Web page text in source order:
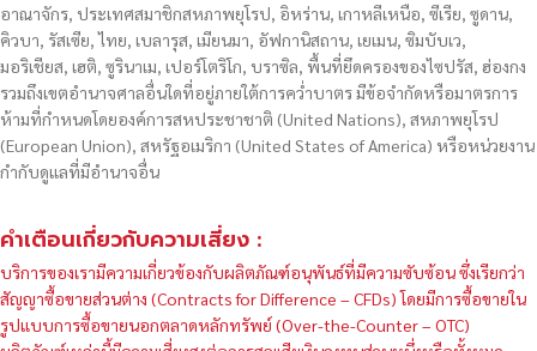
อาณาจักร, ประเทศสมาชิกสหภาพยุโรป, อิหร่าน, เกาหลีเหนือ, ซีเรีย, ซูดาน,
คิวบา, รัสเซีย, ไทย, เบลารุส, เมียนมา, อัฟกานิสถาน, เยเมน, ซิมบับเว,
มอริเชียส, เฮติ, ซูรินาเม, เปอร์โตริโก, บราซิล, พื้นที่ยึดครองของไซปรัส, ฮ่องกง
รวมถึงเขตอำนาจศาลอื่นใดที่อยู่ภายใต้การคว่ำบาตร มีข้อจำกัดหรือมาตรการ
ห้ามที่กำหนดโดยองค์การสหประชาชาติ (United Nations), สหภาพยุโรป
(European Union), สหรัฐอเมริกา (United States of America) หรือหน่วยงาน
กำกับดูแลที่มีอำนาจอื่น
คำเตือนเกี่ยวกับความเสี่ยง :
บริการของเรามีความเกี่ยวข้องกับผลิตภัณฑ์อนุพันธ์ที่มีความซับซ้อน ซึ่งเรียกว่า
สัญญาซื้อขายส่วนต่าง (Contracts for Difference – CFDs) โดยมีการซื้อขายใน
รูปแบบการซื้อขายนอกตลาดหลักทรัพย์ (Over-the-Counter – OTC)